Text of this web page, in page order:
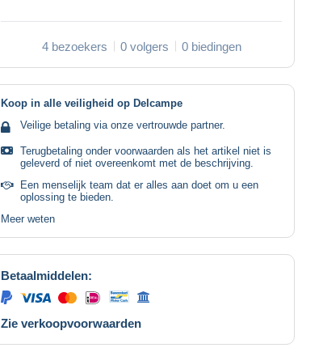
4 bezoekers 0 volgers 0 biedingen
Koop in alle veiligheid op Delcampe
Veilige betaling via onze vertrouwde partner.
Terugbetaling onder voorwaarden als het artikel niet is
geleverd of niet overeenkomt met de beschrijving.
Een menselijk team dat er alles aan doet om u een
oplossing te bieden.
Meer weten
Betaalmiddelen:
Zie verkoopvoorwaarden